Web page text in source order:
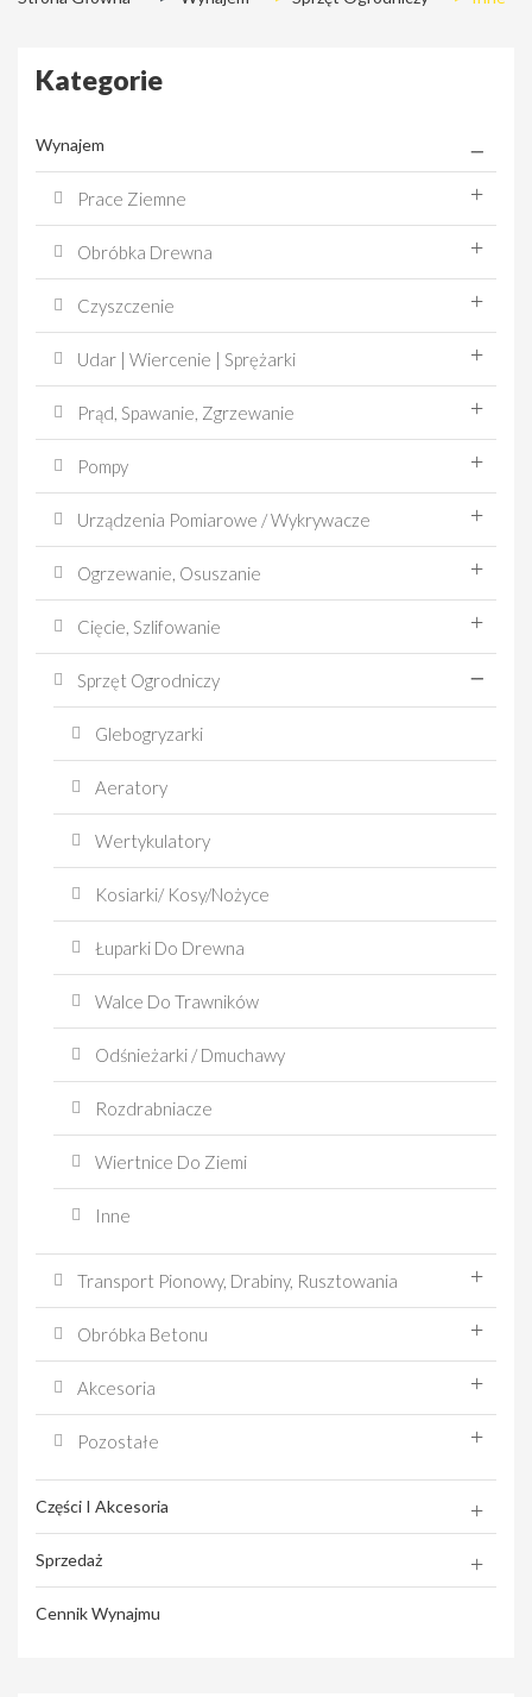
Kategorie
Wynajem
Prace Ziemne
Obróbka Drewna
Czyszczenie
Udar | Wiercenie | Sprężarki
Prąd, Spawanie, Zgrzewanie
Pompy
Urządzenia Pomiarowe / Wykrywacze
Ogrzewanie, Osuszanie
Cięcie, Szlifowanie
Sprzęt Ogrodniczy
Glebogryzarki
Aeratory
Wertykulatory
Kosiarki/ Kosy/Nożyce
Łuparki Do Drewna
Walce Do Trawników
Odśnieżarki / Dmuchawy
Rozdrabniacze
Wiertnice Do Ziemi
Inne
Transport Pionowy, Drabiny, Rusztowania
Obróbka Betonu
Akcesoria
Pozostałe
Części I Akcesoria
Sprzedaż
Cennik Wynajmu